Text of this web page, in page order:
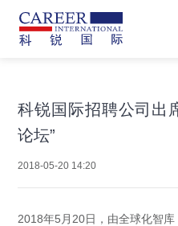
科锐国际招聘公司出
论坛”
2018-05-20 14:20
2018年5月20日，由全球化智